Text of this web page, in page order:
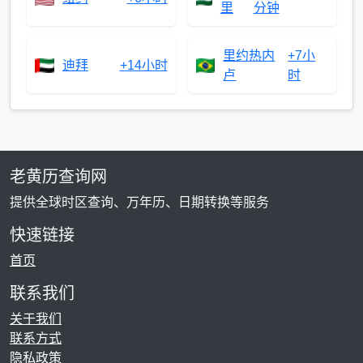
里 分钟
迪拜 +14小时
里约热内
卢
+7小
时
老黄历查询网
提供全球时区查询、万年历、日期转换等服务
快速链接
首页
联系我们
关于我们
联系方式
隐私政策